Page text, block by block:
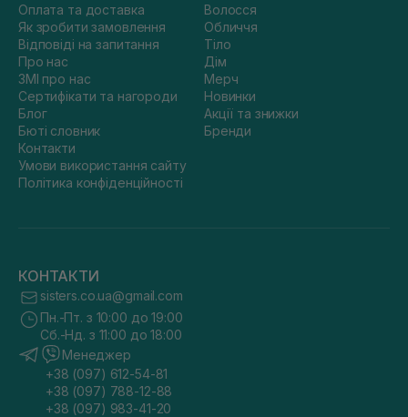
Оплата та доставка
Як зробити замовлення
Відповіді на запитання
Про нас
ЗМІ про нас
Сертифікати та нагороди
Блог
Бюті словник
Контакти
Умови використання сайту
Політика конфіденційності
Волосся
Обличчя
Тіло
Дім
Мерч
Новинки
Акції та знижки
Бренди
КОНТАКТИ
sisters.co.ua@gmail.com
Пн.-Пт. з 10:00 до 19:00
Сб.-Нд. з 11:00 до 18:00
Менеджер
+38 (097) 612-54-81
+38 (097) 788-12-88
+38 (097) 983-41-20